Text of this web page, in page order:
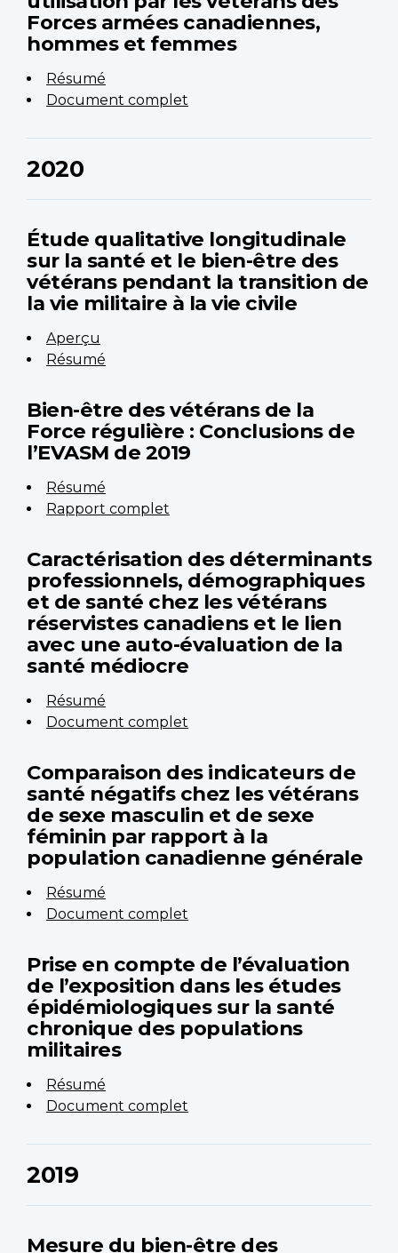
Forces armées canadiennes,
hommes et femmes
Résumé
Document complet
2020
Étude qualitative longitudinale
sur la santé et le bien-être des
vétérans pendant la transition de
la vie militaire à la vie civile
Aperçu
Résumé
Bien-être des vétérans de la
Force régulière : Conclusions de
l’EVASM de 2019
Résumé
Rapport complet
Caractérisation des déterminants
professionnels, démographiques
et de santé chez les vétérans
réservistes canadiens et le lien
avec une auto-évaluation de la
santé médiocre
Résumé
Document complet
Comparaison des indicateurs de
santé négatifs chez les vétérans
de sexe masculin et de sexe
féminin par rapport à la
population canadienne générale
Résumé
Document complet
Prise en compte de l’évaluation
de l’exposition dans les études
épidémiologiques sur la santé
chronique des populations
militaires
Résumé
Document complet
2019
Mesure du bien-être des